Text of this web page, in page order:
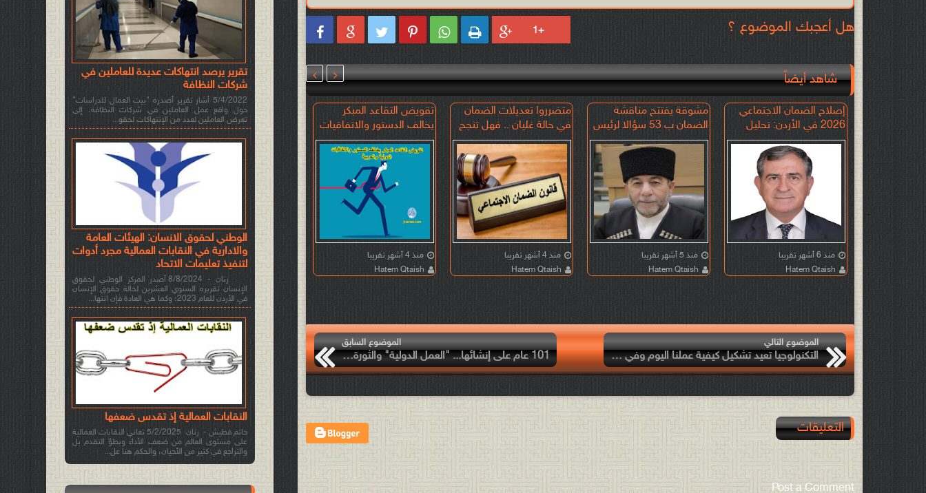
هل أعجبك الموضوع ؟      
شاهد أيضاً
تقويض التقاعد المبكر
يخالف الدستور والاتفاقيات
الدولية والعربية
منذ 4 أشهر تقريبا
Hatem Qtaish
متضرروا تعديلات الضمان
في حالة غليان .. فهل تنجح
الحكومة في نزع فتيل الأزمة
منذ 4 أشهر تقريبا
Hatem Qtaish
مشوقة يفتتح مناقشة
الضمان ب 53 سؤالا لرئيس
الوزراء
منذ 5 أشهر تقريبا
Hatem Qtaish
إصلاح الضمان الاجتماعي
2026 في الأردن: تحليل
استراتيجي وفق نموذج
SWOT بين الاستدامة
والعدالة الاجتماعية
منذ 6 أشهر تقريبا
Hatem Qtaish
 
الموضوع التالي
التكنولوجيا تعيد تشكيل كيفية عملنا اليوم وفي العقد المقبل
الموضوع السابق
101 عام على إنشائها... "العمل الدولية" والثورة الرقمية أيهما يحسم الصراع؟
التعليقات
Post a Comment
تقرير يرصد انتهاكات عديدة للعاملين في
شركات النظافة
5/4/2022 أشار تقرير أصدره "بيت العمال للدراسات"
حول واقع عمل العاملين في شركات النظافة، إلى
تعرض العاملين لعدد من الإنتهاكات لحقو...
الوطني لحقوق الانسان: الهيئات العامة
والادارية في النقابات العمالية مجرد أدوات
لتنفيذ تعليمات الاتحاد
رنان - 8/8/2024 أصدر المركز الوطني لحقوق
الإنسان تقريره السنوي العشرين لحالة حقوق الإنسان
في الأردن للعام 2023؛ وكما هي العادة فإن انتها...
النقابات العمالية إذ تقدس ضعفها
حاتم قطيش - رنان 5/2/2025 تعاني النقابات العمالية
على مستوى العالم من ضعف الأداء وبطؤ التقدم بل
والتراجع في كثير من الأحيان، والحكم هنا عل...